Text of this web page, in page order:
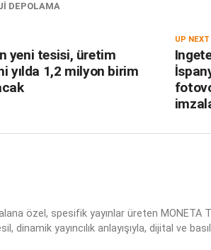
DEPOLAMA
UP NEXT
yeni tesisi, üretim
yılda 1,2 milyon birim
özel, spesifik yayınlar üreten MONETA
dinamik yayıncılık anlayışıyla, dijital ve